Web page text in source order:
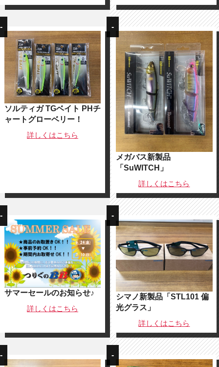
-
ソルティガ TGベイト PHチ
ャートグローベリー！
詳しくはこちら
-
メガバス新製品
「SuWITCH」
詳しくはこちら
-
サマーセールのお知らせ♪
詳しくはこちら
-
シマノ新製品「STL101 偏
光グラス」
詳しくはこちら
- -